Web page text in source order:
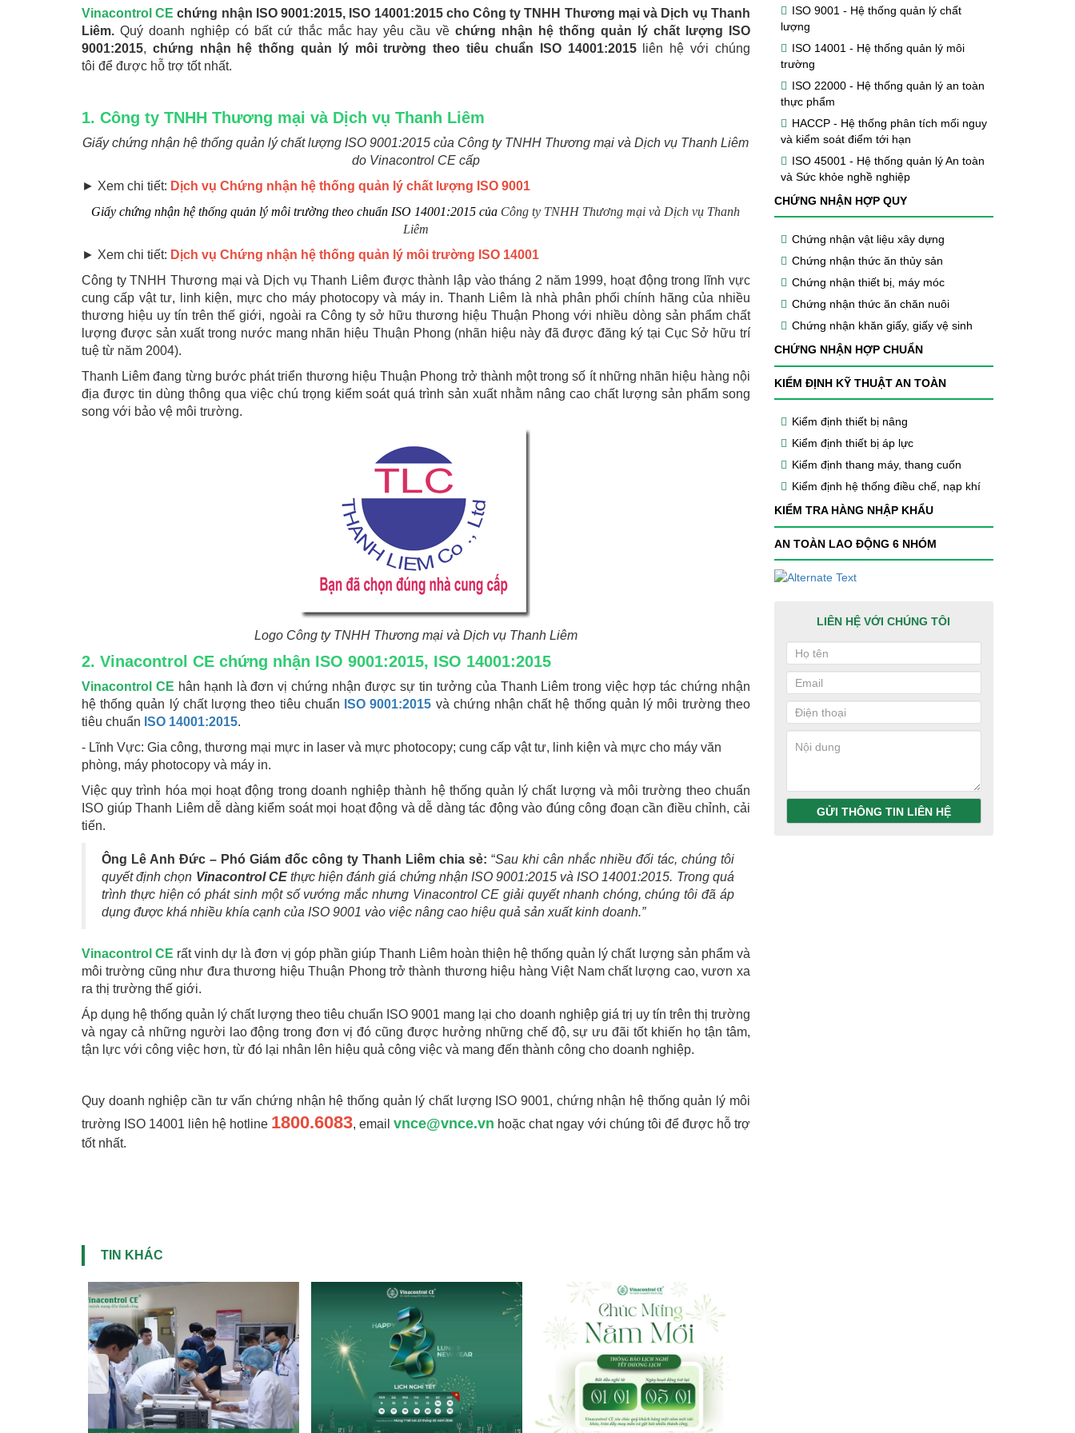
Vinacontrol CE chứng nhận ISO 9001:2015, ISO 14001:2015 cho Công ty TNHH Thương mại và Dịch vụ Thanh
Liêm. Quý doanh nghiệp có bất cứ thắc mắc hay yêu cầu vềchứng nhận hệ thống quản lý chất lượng ISO
9001:2015, chứng nhận hệ thống quản lý môi trường theo tiêu chuẩn ISO 14001:2015liên hệ với chúng
tôi để được hỗ trợ tốt nhất.
1. Công ty TNHH Thương mại và Dịch vụ Thanh Liêm
Giấy chứng nhận hệ thống quản lý chất lượng ISO 9001:2015 của Công ty TNHH Thương mại và Dịch vụ Thanh Liêm
do Vinacontrol CE cấp
► Xem chi tiết: Dịch vụ Chứng nhận hệ thống quản lý chất lượng ISO 9001
Giấy chứng nhận hệ thống quản lý môi trường theo chuẩn ISO 14001:2015 của Công ty TNHH Thương mại và Dịch vụ Thanh
Liêm
► Xem chi tiết: Dịch vụ Chứng nhận hệ thống quản lý môi trường ISO 14001
Công ty TNHH Thương mại và Dịch vụ Thanh Liêm được thành lập vào tháng 2 năm 1999, hoạt động trong lĩnh vực
cung cấp vật tư, linh kiện, mực cho máy photocopy và máy in. Thanh Liêm là nhà phân phối chính hãng của nhiều
thương hiệu uy tín trên thế giới, ngoài ra Công ty sở hữu thương hiệu Thuận Phong với nhiều dòng sản phẩm chất
lượng được sản xuất trong nước mang nhãn hiệu Thuận Phong (nhãn hiệu này đã được đăng ký tại Cục Sở hữu trí
tuệ từ năm 2004).
Thanh Liêm đang từng bước phát triển thương hiệu Thuận Phong trở thành một trong số ít những nhãn hiệu hàng nội
địa được tin dùng thông qua việc chú trọng kiểm soát quá trình sản xuất nhằm nâng cao chất lượng sản phẩm song
song với bảo vệ môi trường.
Logo Công ty TNHH Thương mại và Dịch vụ Thanh Liêm
2. Vinacontrol CE chứng nhận ISO 9001:2015, ISO 14001:2015
Vinacontrol CE hân hạnh là đơn vị chứng nhận được sự tin tưởng của Thanh Liêm trong việc hợp tác chứng nhận
hệ thống quản lý chất lượng theo tiêu chuẩn ISO 9001:2015 và chứng nhận chất hệ thống quản lý môi trường theo
tiêu chuẩn ISO 14001:2015.
- Lĩnh Vực: Gia công, thương mại mực in laser và mực photocopy; cung cấp vật tư, linh kiện và mực cho máy văn
phòng, máy photocopy và máy in.
Việc quy trình hóa mọi hoạt động trong doanh nghiệp thành hệ thống quản lý chất lượng và môi trường theo chuẩn
ISO giúp Thanh Liêm dễ dàng kiểm soát mọi hoạt động và dễ dàng tác động vào đúng công đoạn cần điều chỉnh, cải
tiến.
Ông Lê Anh Đức – Phó Giám đốc công ty Thanh Liêm chia sẻ: “Sau khi cân nhắc nhiều đối tác, chúng tôi
quyết định chọn Vinacontrol CE thực hiện đánh giá chứng nhận ISO 9001:2015 và ISO 14001:2015. Trong quá
trình thực hiện có phát sinh một số vướng mắc nhưng Vinacontrol CE giải quyết nhanh chóng, chúng tôi đã áp
dụng được khá nhiều khía cạnh của ISO 9001 vào việc nâng cao hiệu quả sản xuất kinh doanh.”
Vinacontrol CE rất vinh dự là đơn vị góp phần giúp Thanh Liêm hoàn thiện hệ thống quản lý chất lượng sản phẩm và
môi trường cũng như đưa thương hiệu Thuận Phong trở thành thương hiệu hàng Việt Nam chất lượng cao, vươn xa
ra thị trường thế giới.
Áp dụng hệ thống quản lý chất lượng theo tiêu chuẩn ISO 9001 mang lại cho doanh nghiệp giá trị uy tín trên thị trường
và ngay cả những người lao động trong đơn vị đó cũng được hưởng những chế độ, sự ưu đãi tốt khiến họ tận tâm,
tận lực với công việc hơn, từ đó lại nhân lên hiệu quả công việc và mang đến thành công cho doanh nghiệp.
Quy doanh nghiệp cần tư vấn chứng nhận hệ thống quản lý chất lượng ISO 9001, chứng nhận hệ thống quản lý môi
trường ISO 14001 liên hệ hotline 1800.6083, emailvnce@vnce.vn hoặc chat ngay với chúng tôi để được hỗ trợ
tốt nhất.
TIN KHÁC
ISO 9001 - Hệ thống quản lý chất
lượng
ISO 14001 - Hệ thống quản lý môi
trường
ISO 22000 - Hệ thống quản lý an toàn
thực phẩm
HACCP - Hệ thống phân tích mối nguy
và kiểm soát điểm tới hạn
ISO 45001 - Hệ thống quản lý An toàn
và Sức khỏe nghề nghiệp
CHỨNG NHẬN HỢP QUY
Chứng nhận vật liệu xây dựng
Chứng nhận thức ăn thủy sản
Chứng nhận thiết bị, máy móc
Chứng nhận thức ăn chăn nuôi
Chứng nhận khăn giấy, giấy vệ sinh
CHỨNG NHẬN HỢP CHUẨN
KIỂM ĐỊNH KỸ THUẬT AN TOÀN
Kiểm định thiết bị nâng
Kiểm định thiết bị áp lực
Kiểm định thang máy, thang cuốn
Kiểm định hệ thống điều chế, nạp khí
KIỂM TRA HÀNG NHẬP KHẨU
AN TOÀN LAO ĐỘNG 6 NHÓM
LIÊN HỆ VỚI CHÚNG TÔI
GỬI THÔNG TIN LIÊN HỆ